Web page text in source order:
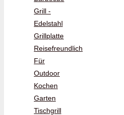
Grill -
Edelstahl
Grillplatte
Reisefreundlich
Für
Outdoor
Kochen
Garten
Tischgrill